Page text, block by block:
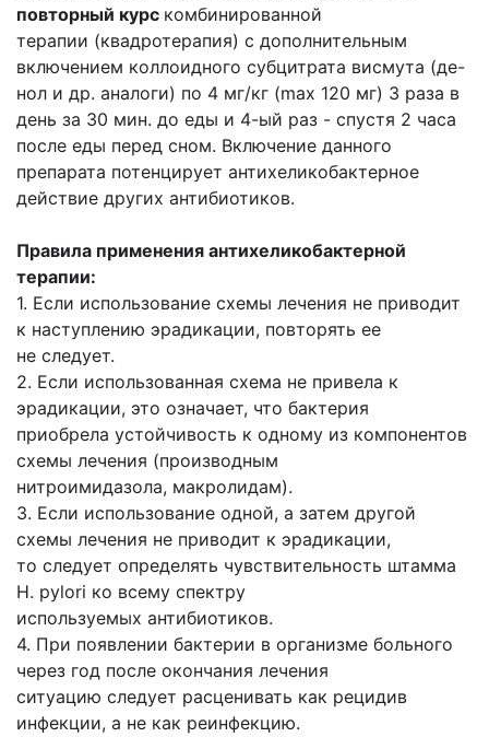
повторный курс комбинированной
терапии (квадротерапия) с дополнительным
включением коллоидного субцитрата висмута (де-
нол и др. аналоги) по 4 мг/кг (max 120 мг) 3 раза в
день за 30 мин. до еды и 4-ый раз - спустя 2 часа
после еды перед сном. Включение данного
препарата потенцирует антихеликобактерное
действие других антибиотиков.
Правила применения антихеликобактерной
терапии:
1. Если использование схемы лечения не приводит
к наступлению эрадикации, повторять ее
не следует.
2. Если использованная схема не привела к
эрадикации, это означает, что бактерия
приобрела устойчивость к одному из компонентов
схемы лечения (производным
нитроимидазола, макролидам).
3. Если использование одной, а затем другой
схемы лечения не приводит к эрадикации,
то следует определять чувствительность штамма
Н. pylori ко всему спектру
используемых антибиотиков.
4. При появлении бактерии в организме больного
через год после окончания лечения
ситуацию следует расценивать как рецидив
инфекции, а не как реинфекцию.